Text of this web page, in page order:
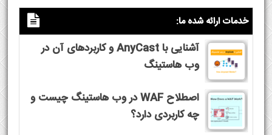
خدمات ارائه شده ما:
آشنایی با AnyCast و کاربردهای آن در
وب هاستینگ
اصطلاح WAF در وب هاستینگ چیست و
چه کاربردی دارد؟